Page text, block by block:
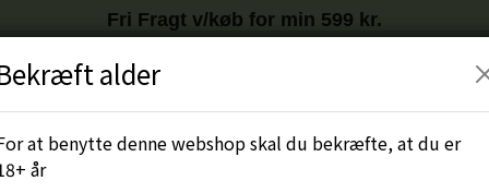
Fri Fragt v/køb for min 599 kr.
Tilmeld nyhedsbrev
egne cookies og cookies fra tredjeparter til at
til markedsføring og til at undersøge, hvordan vores
anvendes af besøgende. Du kan altid tilbagekalde dit
på linket 'Cookies' nederst på siden.
alder
at benytte denne webshop skal du bekræfte, at du er
år